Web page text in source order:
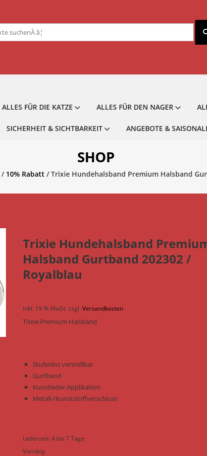
ALLES FÜR DIE KATZE ALLES FÜR DEN NAGER
SICHERHEIT & SICHTBARKEIT ANGEBOTE &
SHOP
/ 10% Rabatt / Trixie Hundehalsband Premium Halsband
Trixie Hundehalsband
Halsband Gurtband 202302 /
Royalblau
inkl. 19 % MwSt. zzgl.Versandkosten
Trixie Premium Halsband
Stufenlos verstellbar
Gurtband
Kunstleder-Applikation
Metall-/Kunststoffverschluss
Lieferzeit:4 bis 7 Tage
Vorrätig